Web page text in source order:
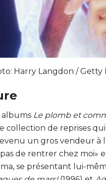
Harry Langdon / Getty
albums Le plomb et
collection de reprises
un gros vendeur à
de rentrer chez moi»
se présentant lui-